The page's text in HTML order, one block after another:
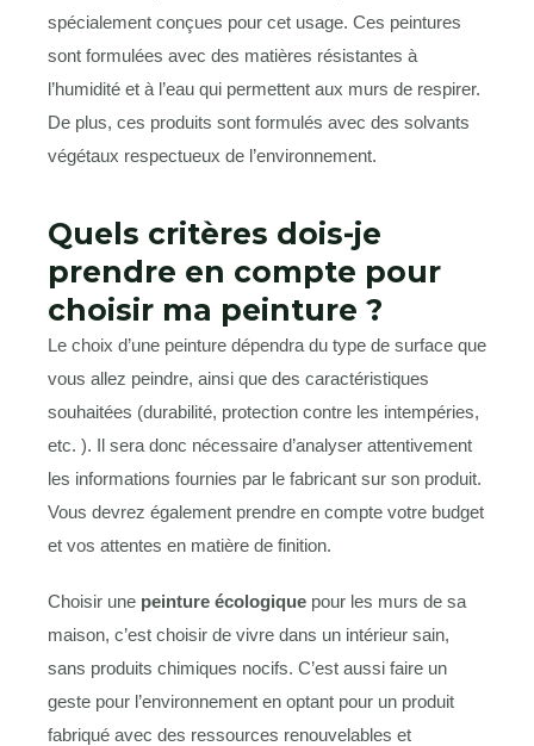
spécialement conçues pour cet usage. Ces peintures
sont formulées avec des matières résistantes à
l’humidité et à l’eau qui permettent aux murs de respirer.
De plus, ces produits sont formulés avec des solvants
végétaux respectueux de l’environnement.
Quels critères dois-je
prendre en compte pour
choisir ma peinture ?
Le choix d’une peinture dépendra du type de surface que
vous allez peindre, ainsi que des caractéristiques
souhaitées (durabilité, protection contre les intempéries,
etc. ). Il sera donc nécessaire d’analyser attentivement
les informations fournies par le fabricant sur son produit.
Vous devrez également prendre en compte votre budget
et vos attentes en matière de finition.
Choisir une peinture écologique pour les murs de sa
maison, c’est choisir de vivre dans un intérieur sain,
sans produits chimiques nocifs. C’est aussi faire un
geste pour l’environnement en optant pour un produit
fabriqué avec des ressources renouvelables et